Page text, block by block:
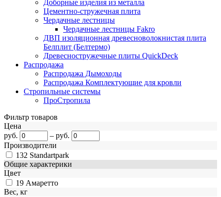
Доборные изделия из металла
Цементно-стружечная плита
Чердачные лестницы
Чердачные лестницы Fakro
ДВП изоляционная древесноволокнистая плита
Белплит (Белтермо)
Древесностружечные плиты QuickDeck
Распродажа
Распродажа Дымоходы
Распродажа Комплектующие для кровли
Стропильные системы
ПроСтропила
Фильтр товаров
Цена
руб.
– руб.
Производители
132 Standartpark
Общие характерики
Цвет
19 Амаретто
Вес, кг